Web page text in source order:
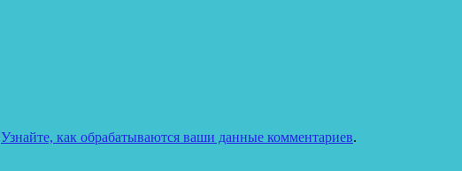
Узнайте, как обрабатываются ваши данные комментариев.